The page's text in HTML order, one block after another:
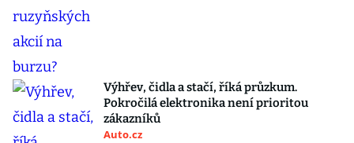
Výhřev, čidla a stačí, říká průzkum.
Pokročilá elektronika není prioritou
zákazníků
Auto.cz